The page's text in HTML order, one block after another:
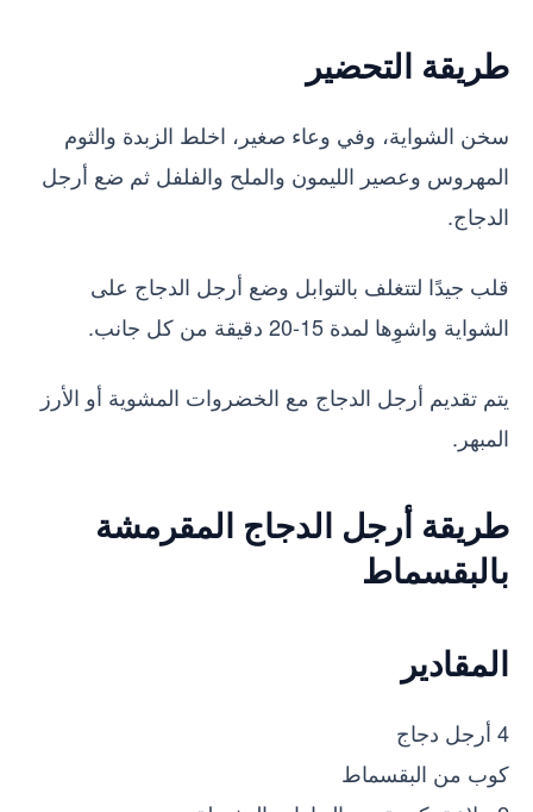
طريقة التحضير
سخن الشواية، وفي وعاء صغير، اخلط الزبدة والثوم
المهروس وعصير الليمون والملح والفلفل ثم ضع أرجل
الدجاج.
قلب جيدًا لتتغلف بالتوابل وضع أرجل الدجاج على
الشواية واشوِها لمدة 15-20 دقيقة من كل جانب.
يتم تقديم أرجل الدجاج مع الخضروات المشوية أو الأرز
المبهر.
طريقة أرجل الدجاج المقرمشة
بالبقسماط
المقادير
4 أرجل دجاج
كوب من البقسماط